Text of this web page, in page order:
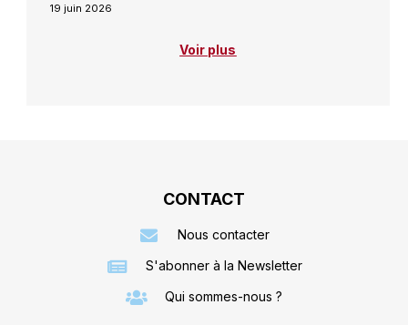
19 juin 2026
Voir plus
CONTACT
Nous contacter
S'abonner à la Newsletter
Qui sommes-nous ?